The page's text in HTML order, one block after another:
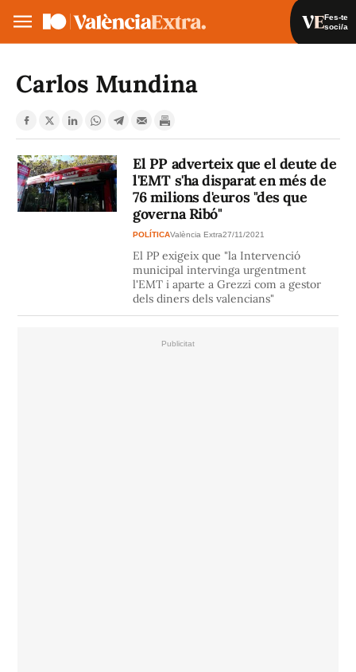
Fes-te
soci/a
VA
Carlos Mundina
El PP adverteix que el deute de
l'EMT s'ha disparat en més de
76 milions d'euros "des que
governa Ribó"
POLÍTICAValència Extra27/11/2021
El PP exigeix que "la Intervenció
municipal intervinga urgentment
l'EMT i aparte a Grezzi com a gestor
dels diners dels valencians"